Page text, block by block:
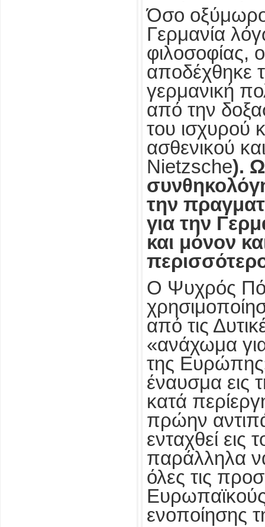
Όσο οξύμωρο
Γερμανία
φιλοσοφίας,
αποδέχθηκε
γερμανική
από την
του ισχυρού
ασθενικού
Nietzsche).
την
για την
και μόνον
Ο Ψυχρός
από τις
«ανάχωμα
της
έναυσμα εις
κατά
πρώην
ενταχθεί
παράλληλα
όλες τις
ενοποίησης